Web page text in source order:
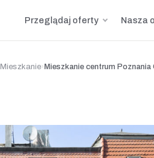
Przeglądaj oferty Nasza
Mieszkanie› Mieszkanie centrum Poznania